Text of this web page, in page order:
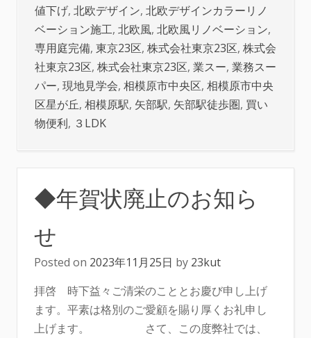
値下げ, 北欧デザイン, 北欧デザインカラーリノ
ベーション施工, 北欧風, 北欧風リノベーション,
専用庭完備, 東京23区, 株式会社東京23区, 株式会
社東京23区, 株式会社東京23区, 業スー, 業務スー
パー, 現地見学会, 相模原市中央区, 相模原市中央
区星が丘, 相模原駅, 矢部駅, 矢部駅徒歩圏, 買い
物便利, ３LDK
◆年賀状廃止のお知ら
せ
Posted on 2023年11月25日 by 23kut
拝啓 時下益々ご清栄のこととお慶び申し上げ
ます。平素は格別のご愛顧を賜り厚くお礼申し
上げます。 さて、この度弊社では、